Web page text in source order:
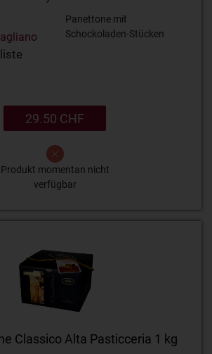
Panettone mit
Schockoladen-Stücken
29.50 CHF
Produkt momentan nicht
verfügbar
Classico Alta Pasticceria 1 kg